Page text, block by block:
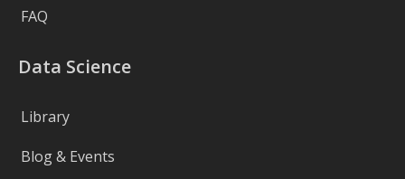
FAQ
Data Science
Library
Blog & Events